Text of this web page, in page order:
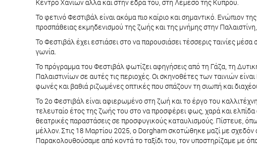
Κέντρο Χανίων αλλά και στην έδρα του, στη Λεμεσό της Κύπρου.
Το φετινό Φεστιβάλ είναι ακόμα πιο καίριο και σημαντικό. Ενώπιον
προσπάθειας εκμηδενισμού της ζωής και της μνήμης στην
Το Φεστιβάλ έχει εστιάσει στο να παρουσιάσει τέσσερις ταινίες
γωνία.
Το πρόγραμμα του Φεστιβάλ φωτίζει αφηγήσεις από τη Γάζα, τη
Παλαιστινίων σε αυτές τις περιοχές. Οι σκηνοθέτες των ταινιών
φωνές και βαθιά ριζωμένες οπτικές που σπάζουν τη σιωπή και
Το 2ο Φεστιβάλ είναι αφιερωμένο στη ζωή και το έργο του
τελευταίο έτος της ζωής του στο να προσφέρει φως, χαρά και
θεατρικές παραστάσεις σε προσφυγικούς καταυλισμούς. Πίστευε,
μέλλον. Στις 18 Μαρτίου 2025, ο Dorgham σκοτώθηκε μαζί με σχεδόν
Παρακολουθούσαμε από κοντά το ταξίδι του, τον υποστηρίζαμε με